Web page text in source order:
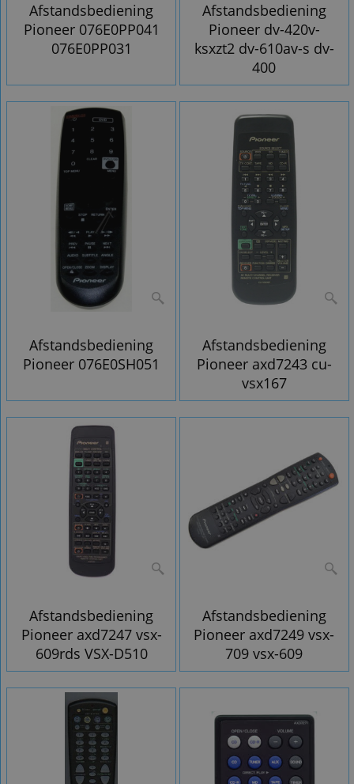
Afstandsbediening
Pioneer 076E0PP041
076E0PP031
Afstandsbediening
Pioneer dv-420v-
ksxzt2 dv-610av-s dv-
400
Afstandsbediening
Pioneer 076E0SH051
Afstandsbediening
Pioneer axd7243 cu-
vsx167
Afstandsbediening
Pioneer axd7247 vsx-
609rds VSX-D510
Afstandsbediening
Pioneer axd7249 vsx-
709 vsx-609